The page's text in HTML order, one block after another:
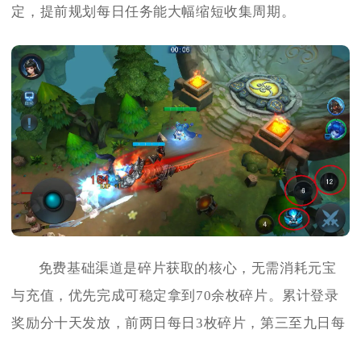
定，提前规划每日任务能大幅缩短收集周期。
免费基础渠道是碎片获取的核心，无需消耗元宝
与充值，优先完成可稳定拿到70余枚碎片。累计登录
奖励分十天发放，前两日每日3枚碎片，第三至九日每